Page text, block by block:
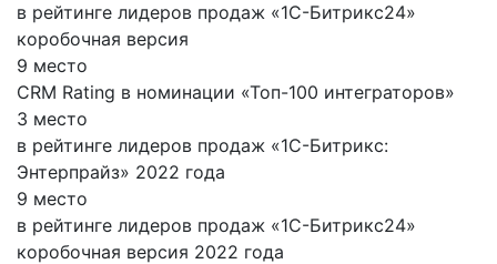
в рейтинге лидеров продаж «1С-Битрикс24»
коробочная версия
9 место
CRM Rating в номинации «Топ-100 интеграторов»
3 место
в рейтинге лидеров продаж «1С-Битрикс:
Энтерпрайз» 2022 года
9 место
в рейтинге лидеров продаж «1С-Битрикс24»
коробочная версия 2022 года